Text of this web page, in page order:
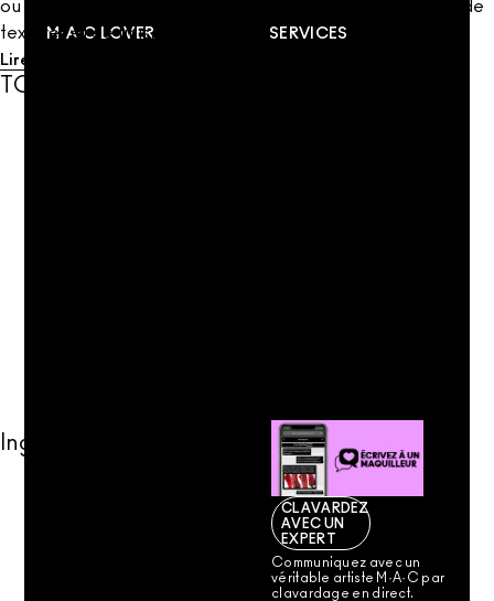
M·A·C LOVER SERVICES
CLAVARDEZ
AVEC UN
EXPERT
Communiquez avec un
véritable artiste M·A·C par
clavardage en direct.
ou sèche. Disponible dans un kaléidoscope de couleurs, de
textures et de finis.
Lire plus
TOUS LES BIENFAITS
Ingrédients